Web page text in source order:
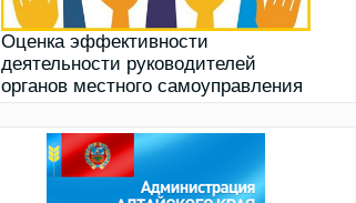
Оценка эффективности
деятельности руководителей
органов местного самоуправления